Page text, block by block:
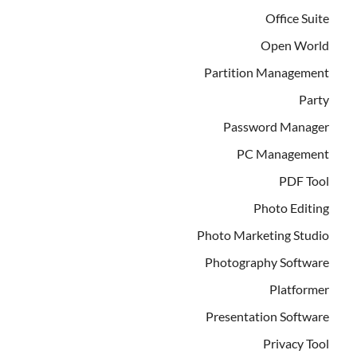
Office Suite
Open World
Partition Management
Party
Password Manager
PC Management
PDF Tool
Photo Editing
Photo Marketing Studio
Photography Software
Platformer
Presentation Software
Privacy Tool